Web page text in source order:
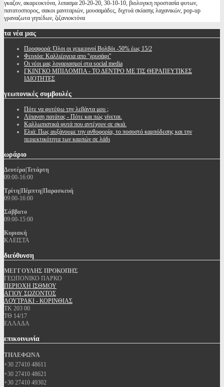
γκαζον, ακαρεοκτόνα, λιπασμα 20-20-20, 30-10-10, βιολογικη προστασία φυτων,
πατατοσπορος, σακοι μανιταριών, μουσαμάδες, διχτυά σκίασης λαχανικών, pop-up
γραναζωτα γηπέδων, ζιζανιοκτόνα
τα νέα μας
Προσφορά: Όλοι οι χειμερινοί Βολβόι -50% έως 15/2
Φειγιόα: Καλλιέργεια απο ''χρυσάφι''
Oι νέοι μας λογαριασμοί στα social media
ΓΚΙΝΓΚΟ ΜΠΙΛΟΜΠΑ - ΤΟ ΔΕΝΤΡΟ ΜΕ ΤΙΣ ΘΕΡΑΠΕΥΤΙΚΕΣ
ΙΔΙΟΤΗΤΕΣ
γεωπονικές συμβουλές
Πότε να φυτέψω την λεβάντα μου ;
Λίπανση πατάτας - Πότε και πώς γίνεται.
Καλλωπιστικά φυτά που αντέχουν σε σκιά.
Ελιά: Πως αυξάνουμε την ανθοφορία, το ποσοστό καρπόδεσης και την
περιεκτικότητα των καρπών σε λάδι
ωράριο
Δευτέρα|Τετάρτη
09:00-16:00
Τρίτη|Πέμπτη|Παρασκευή
09:00-16:00
Σάββατο
09:00-15:00
Κυριακή
ΚΛΕΙΣΤΑ
διεύθυνση
ΜΕΓΓΟΥΛΗΣ ΠΡΟΚΟΠΗΣ
ΓΕΩΠΟΝΙΚΟ ΠΑΡΚΟ
ΠΕΡΙΟΧΗ ΙΣΘΜΟΥ
ΑΓΙΟΥ ΣΩΖΟΝΤΟΣ
ΛΟΥΤΡΑΚΙ - ΚΟΡΙΝΘΙΑΣ
ΤΚ 203 00
ΤΘ 14/17
ΕΛΛΑΔΑ
επικοινωνία
ΤΗΛΕΦΩΝΑ
+30 27410 48611
+30 27410 48621
+30 27410 49302